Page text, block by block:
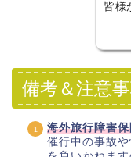
皆様
備考＆注意
海外旅行障害
催行中の事故